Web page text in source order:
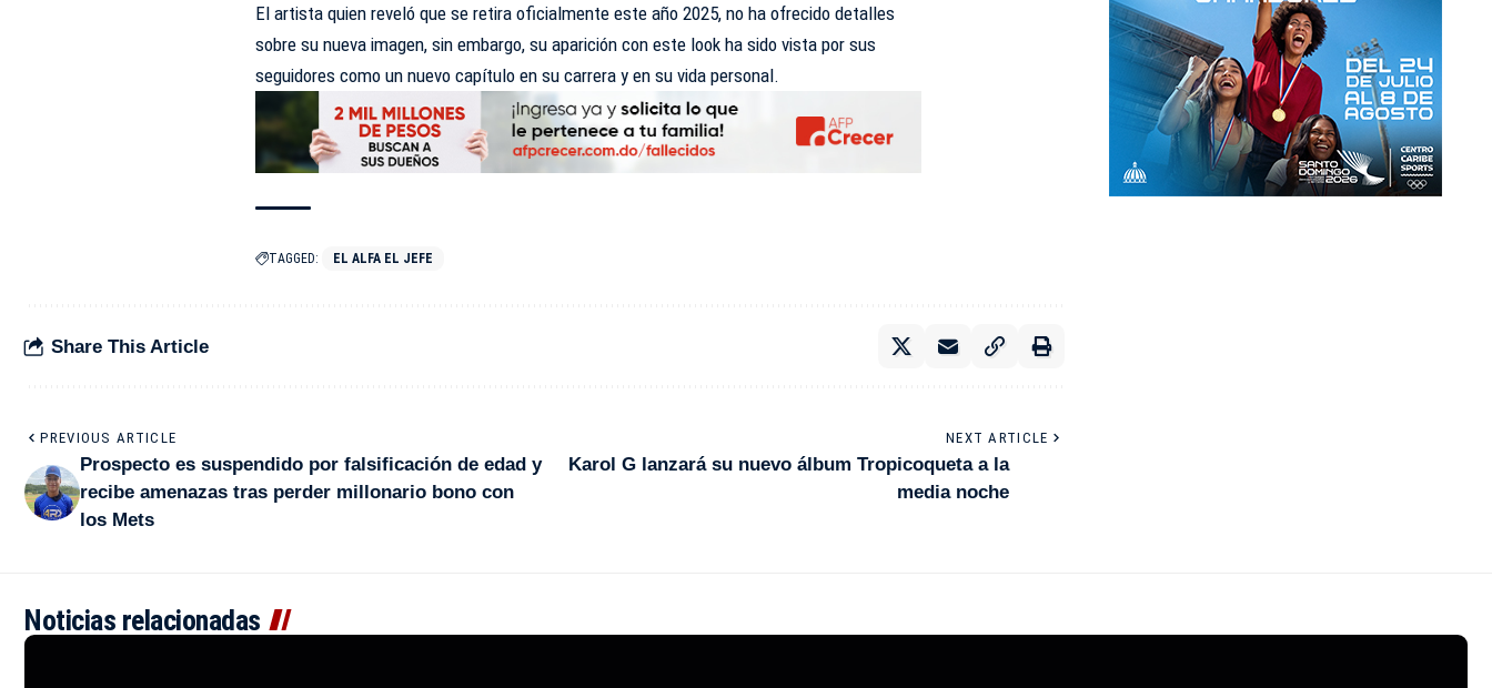
El artista quien reveló que se retira oficialmente este año 2025, no ha ofrecido detalles
sobre su nueva imagen, sin embargo, su aparición con este look ha sido vista por sus
seguidores como un nuevo capítulo en su carrera y en su vida personal.
TAGGED: EL ALFA EL JEFE
Share This Article
PREVIOUS ARTICLE
Prospecto es suspendido por falsificación de edad y
recibe amenazas tras perder millonario bono con
los Mets
NEXT ARTICLE
Karol G lanzará su nuevo álbum Tropicoqueta a la
media noche
Noticias relacionadas